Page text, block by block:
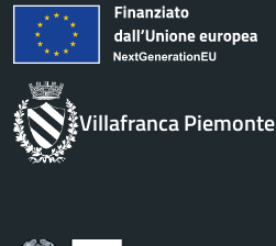
Villafranca Piemonte